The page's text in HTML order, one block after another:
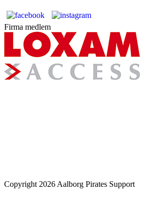
Firma medlem
Copyright 2026 Aalborg Pirates Support